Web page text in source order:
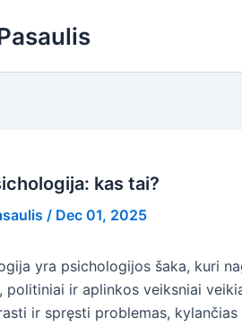
kas tai?
/ Dec 01, 2025
yra psichologijos šaka, kuri
politiniai ir aplinkos veiksniai
ir spręsti problemas,